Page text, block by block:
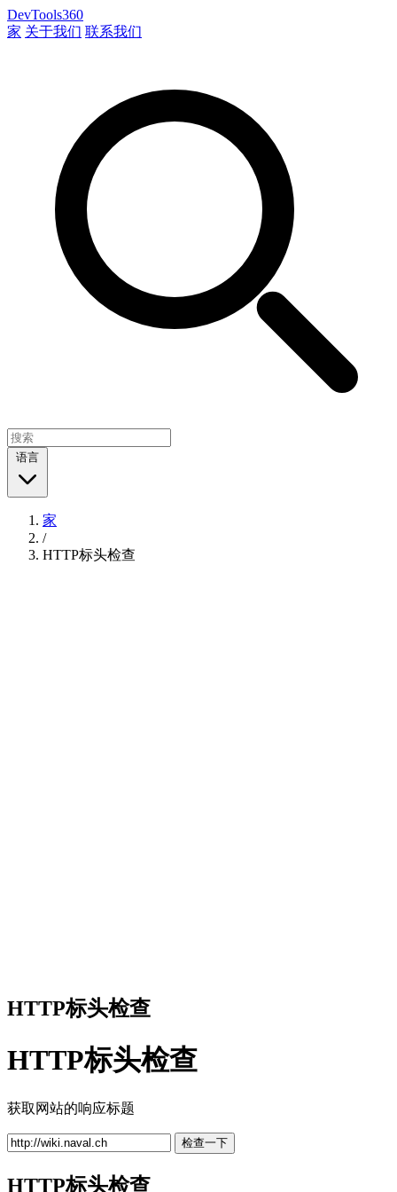
DevTools360
家 关于我们 联系我们
语言
家
/
HTTP标头检查
HTTP标头检查
HTTP标头检查
获取网站的响应标题
检查一下
HTTP标头检查